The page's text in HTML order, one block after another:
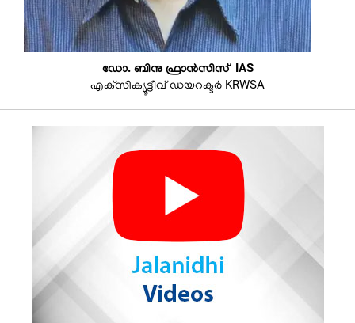
ഡോ. ബിനു ഫ്രാന്‍സിസ് IAS
എക്‌സിക്യൂട്ടീവ് ഡയറക്ടർ KRWSA